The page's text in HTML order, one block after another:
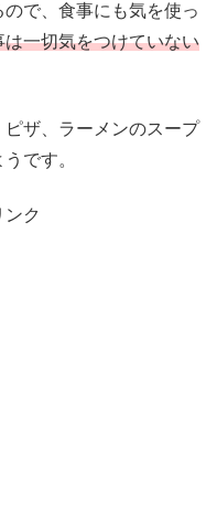
で、食事にも気を使っ
は一切気をつけていない
ザ、ラーメンのスープ
です。
ンク